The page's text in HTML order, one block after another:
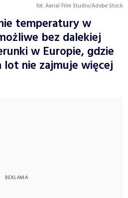
fot. Aerial Film Studio/Adobe Stock
temperatury w
bez dalekiej
w Europie, gdzie
lot nie zajmuje więcej